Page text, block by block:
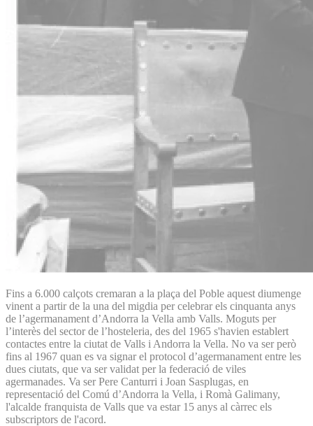
Fins a 6.000 calçots cremaran a la plaça del Poble aquest diumenge
vinent a partir de la una del migdia per celebrar els cinquanta anys
de l’agermanament d’Andorra la Vella amb Valls. Moguts per
l’interès del sector de l’hosteleria, des del 1965 s'havien establert
contactes entre la ciutat de Valls i Andorra la Vella. No va ser però
fins al 1967 quan es va signar el protocol d’agermanament entre les
dues ciutats, que va ser validat per la federació de viles
agermanades. Va ser Pere Canturri i Joan Sasplugas, en
representació del Comú d’Andorra la Vella, i Romà Galimany,
l'alcalde franquista de Valls que va estar 15 anys al càrrec els
subscriptors de l'acord.